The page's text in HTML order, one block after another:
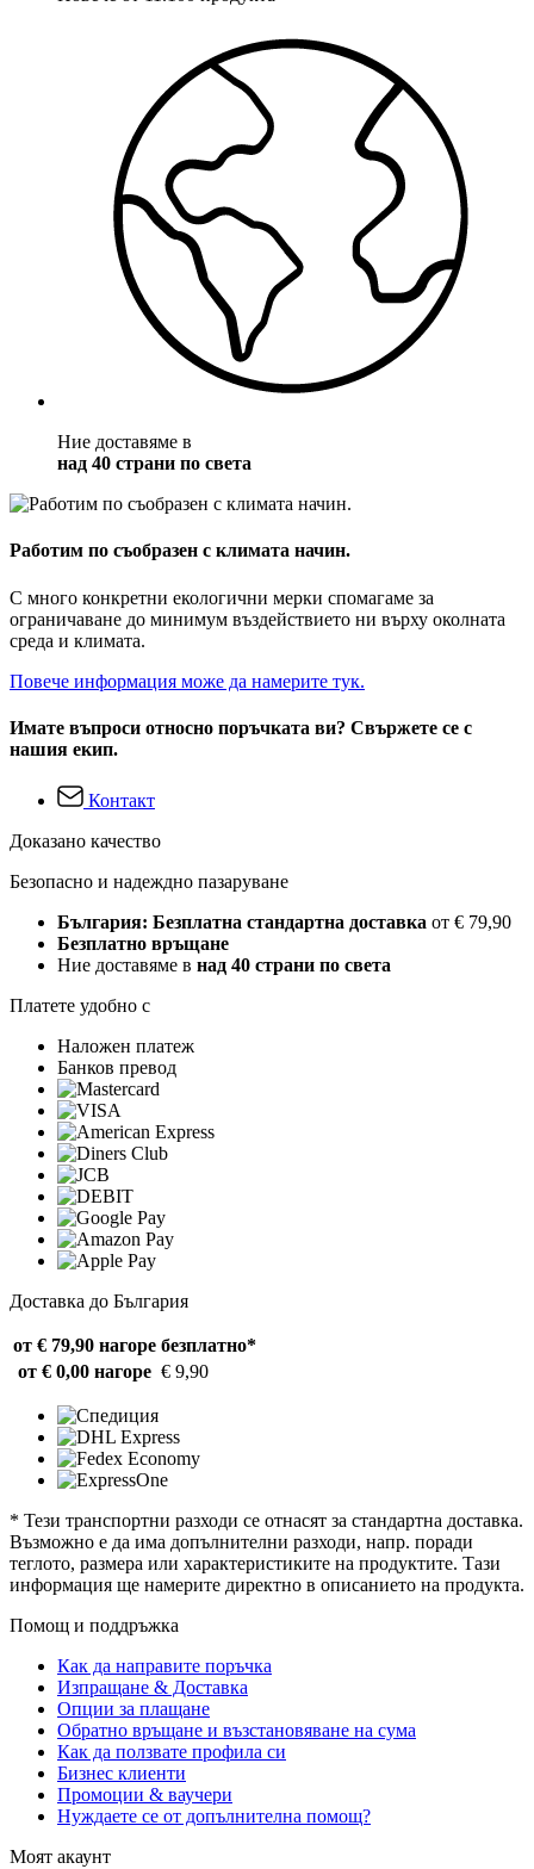
Ние доставяме в
над 40 страни по света
Работим по съобразен с климата начин.
С много конкретни екологични мерки спомагаме за
ограничаване до минимум въздействието ни върху околната
среда и климата.
Повече информация може да намерите тук.
Имате въпроси относно поръчката ви? Свържете се с
нашия екип.
Контакт
Доказано качество
Безопасно и надеждно пазаруване
България: Безплатна стандартна доставка от € 79,90
Безплатно връщане
Ние доставяме в над 40 страни по света
Платете удобно с
Наложен платеж
Банков превод
Доставка до България
от € 79,90 нагоре безплатно*
от € 0,00 нагоре € 9,90
* Тези транспортни разходи се отнасят за стандартна доставка.
Възможно е да има допълнителни разходи, напр. поради
теглото, размера или характеристиките на продуктите. Тази
информация ще намерите директно в описанието на продукта.
Помощ и поддръжка
Как да направите поръчка
Изпращане & Доставка
Опции за плащане
Обратно връщане и възстановяване на сума
Как да ползвате профила си
Бизнес клиенти
Промоции & ваучери
Нуждаете се от допълнителна помощ?
Моят акаунт